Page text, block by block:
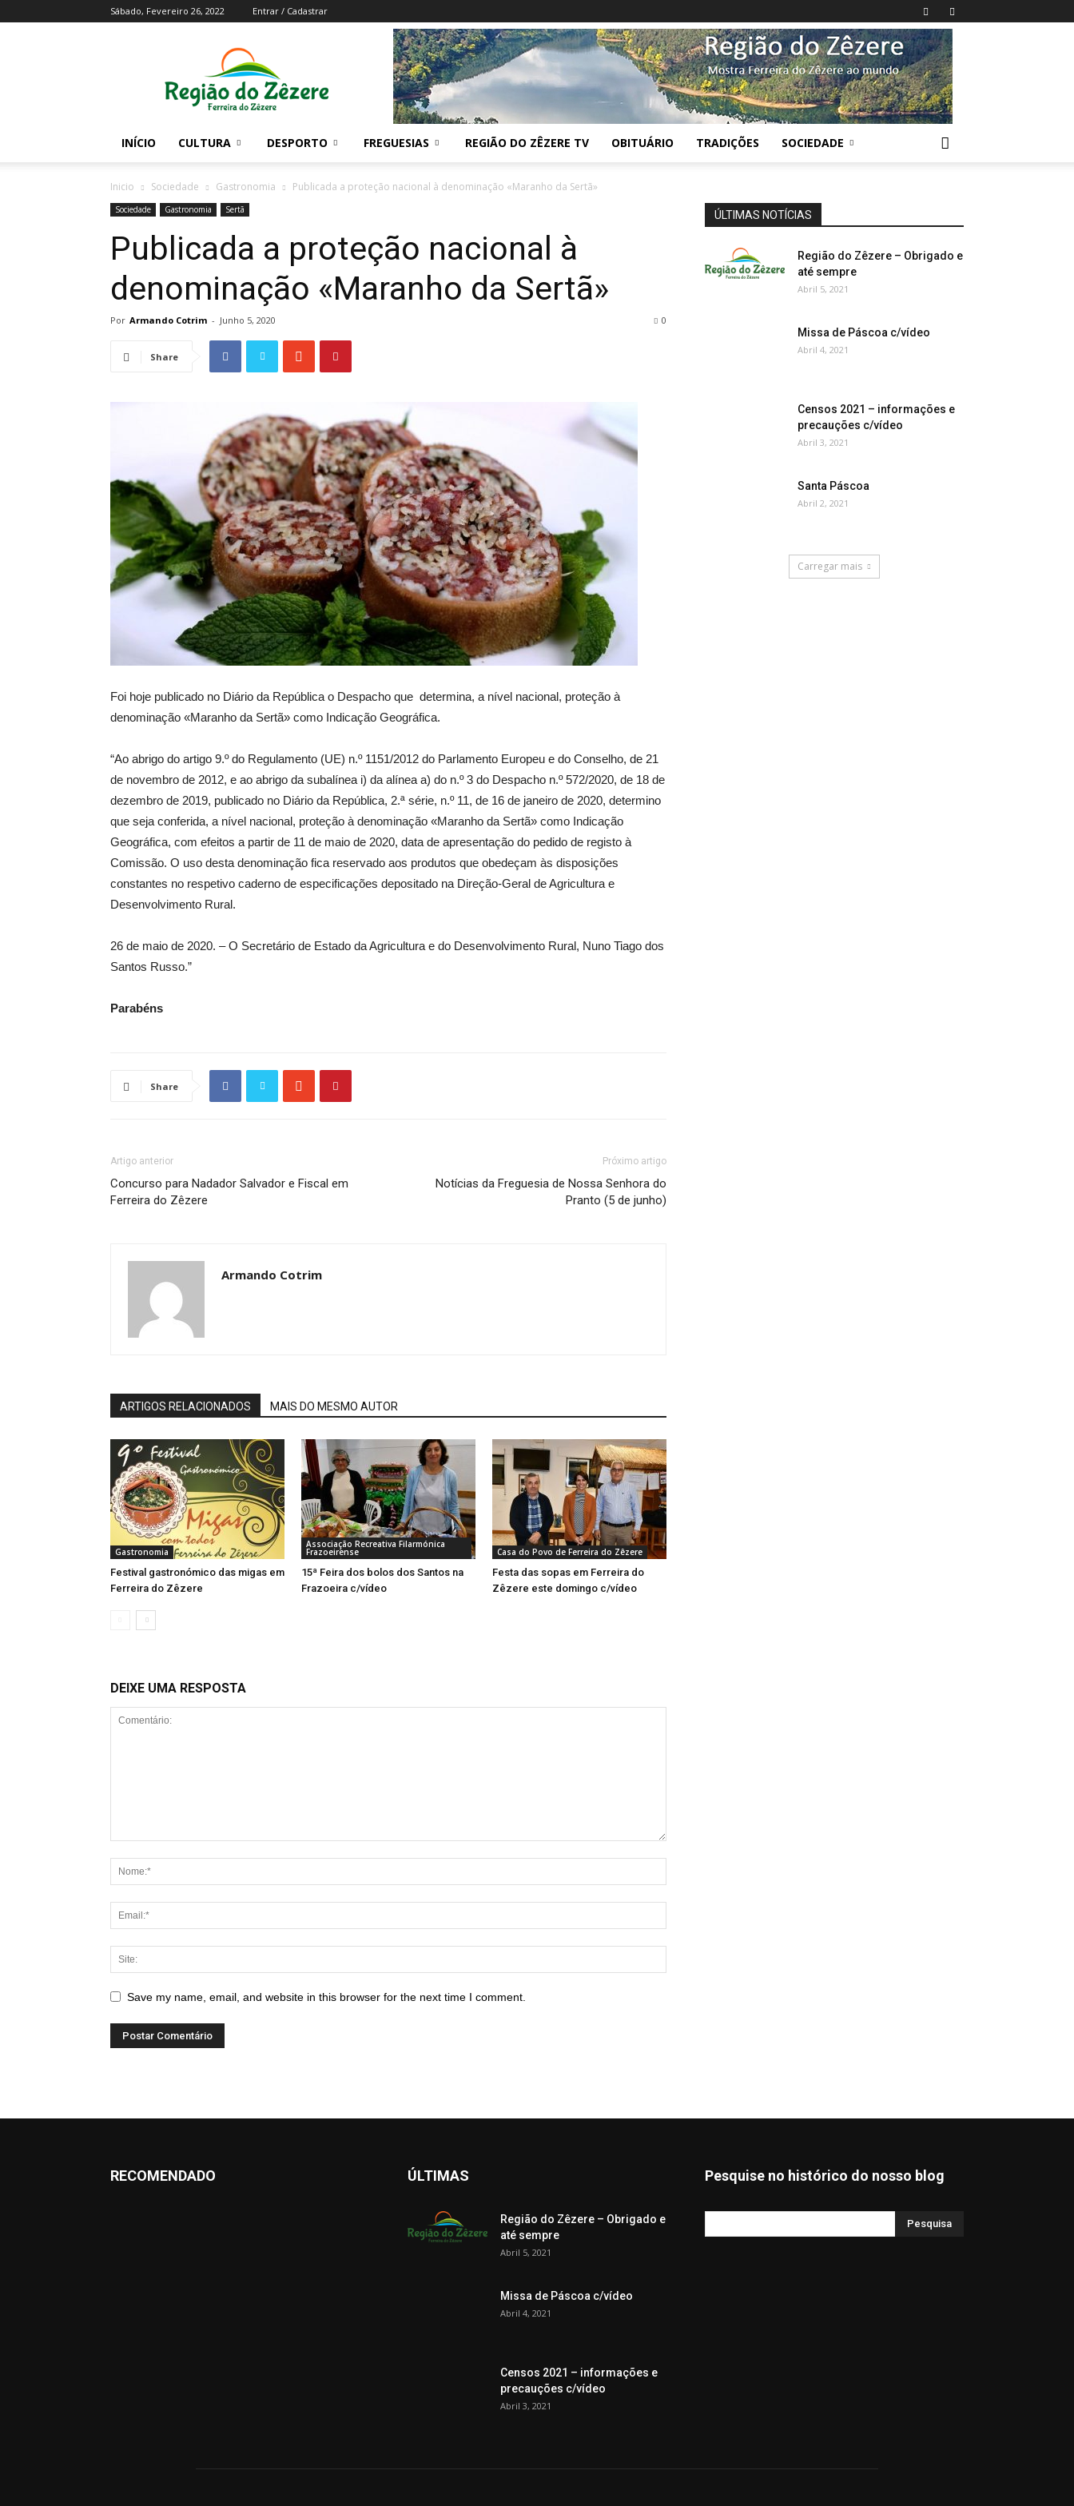
Sábado, Fevereiro 26, 2022 Entrar / Cadastrar
Zezere
INÍCIO CULTURA DESPORTO FREGUESIAS REGIÃO DO ZÊZERE TV OBITUÁRIO TRADIÇÕES SOCIEDADE
Inicio Sociedade Gastronomia Publicada a proteção nacional à denominação «Maranho da Sertã»
Sociedade Gastronomia Sertã
Publicada a proteção nacional à
denominação «Maranho da Sertã»
Por Armando Cotrim - Junho 5, 2020 0
Share
Foi hoje publicado no Diário da República o Despacho que determina, a nível nacional, proteção à
denominação «Maranho da Sertã» como Indicação Geográfica.
“Ao abrigo do artigo 9.º do Regulamento (UE) n.º 1151/2012 do Parlamento Europeu e do Conselho, de 21
de novembro de 2012, e ao abrigo da subalínea i) da alínea a) do n.º 3 do Despacho n.º 572/2020, de 18 de
dezembro de 2019, publicado no Diário da República, 2.ª série, n.º 11, de 16 de janeiro de 2020, determino
que seja conferida, a nível nacional, proteção à denominação «Maranho da Sertã» como Indicação
Geográfica, com efeitos a partir de 11 de maio de 2020, data de apresentação do pedido de registo à
Comissão. O uso desta denominação fica reservado aos produtos que obedeçam às disposições
constantes no respetivo caderno de especificações depositado na Direção-Geral de Agricultura e
Desenvolvimento Rural.
26 de maio de 2020. – O Secretário de Estado da Agricultura e do Desenvolvimento Rural, Nuno Tiago dos
Santos Russo.”
Parabéns
Share
Artigo anterior
Concurso para Nadador Salvador e Fiscal em
Ferreira do Zêzere
Próximo artigo
Notícias da Freguesia de Nossa Senhora do
Pranto (5 de junho)
Armando Cotrim
ARTIGOS RELACIONADOS MAIS DO MESMO AUTOR
Gastronomia
Festival gastronómico das migas em
Ferreira do Zêzere
Associação Recreativa Filarmónica
Frazoeirense
15ª Feira dos bolos dos Santos na
Frazoeira c/vídeo
Casa do Povo de Ferreira do Zêzere
Festa das sopas em Ferreira do
Zêzere este domingo c/vídeo
DEIXE UMA RESPOSTA
Save my name, email, and website in this browser for the next time I comment.
ÚLTIMAS NOTÍCIAS
Região do Zêzere – Obrigado e
até sempre
Abril 5, 2021
Missa de Páscoa c/vídeo
Abril 4, 2021
Censos 2021 – informações e
precauções c/vídeo
Abril 3, 2021
Santa Páscoa
Abril 2, 2021
Carregar mais
RECOMENDADO ÚLTIMAS
Região do Zêzere – Obrigado e
até sempre
Abril 5, 2021
Missa de Páscoa c/vídeo
Abril 4, 2021
Censos 2021 – informações e
precauções c/vídeo
Abril 3, 2021
Pesquise no histórico do nosso blog